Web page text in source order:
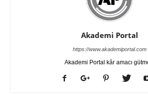
Akademi Portal
https://www.akademiportal.com
Akademi Portal kâr amacı